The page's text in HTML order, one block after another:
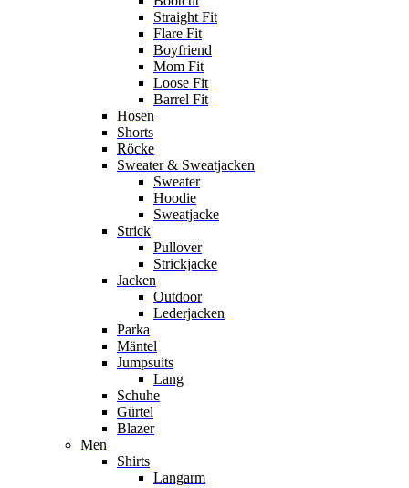
Straight Fit
Flare Fit
Boyfriend
Mom Fit
Loose Fit
Barrel Fit
Hosen
Shorts
Röcke
Sweater & Sweatjacken
Sweater
Hoodie
Sweatjacke
Strick
Pullover
Strickjacke
Jacken
Outdoor
Lederjacken
Parka
Mäntel
Jumpsuits
Lang
Schuhe
Gürtel
Blazer
Men
Shirts
Langarm